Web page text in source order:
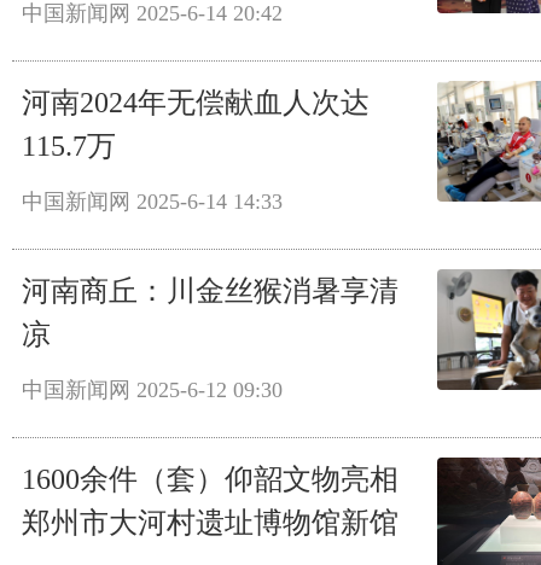
中国新闻网 2025-6-14 20:42
河南2024年无偿献血人次达
115.7万
中国新闻网 2025-6-14 14:33
河南商丘：川金丝猴消暑享清
凉
中国新闻网 2025-6-12 09:30
1600余件（套）仰韶文物亮相
郑州市大河村遗址博物馆新馆